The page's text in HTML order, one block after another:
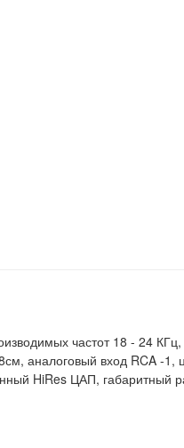
частот 18 - 24
аналоговый вход RCA -
HiRes ЦАП,